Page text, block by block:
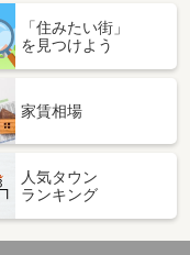
「住みたい街」
を見つけよう
家賃相場
人気タウン
ランキング